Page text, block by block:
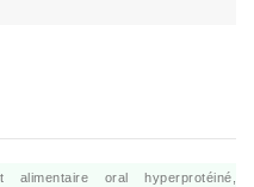
oral hyperprotéiné,